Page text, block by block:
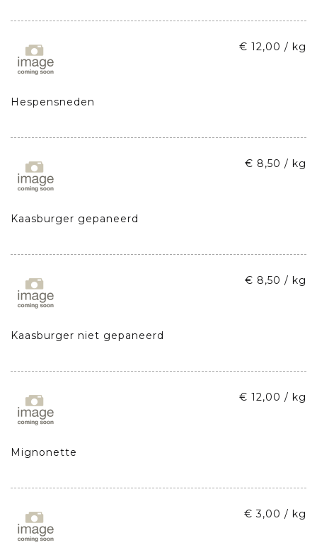
Hespensneden
€ 12,00 / kg
Kaasburger gepaneerd
€ 8,50 / kg
Kaasburger niet gepaneerd
€ 8,50 / kg
Mignonette
€ 12,00 / kg
€ 3,00 / kg